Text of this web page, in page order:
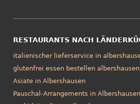
RESTAURANTS NACH
italienischer lieferservice in
glutenfrei essen bestellen albershausen
Asiate in Albershausen
Pauschal-Arrangements in Albershausen